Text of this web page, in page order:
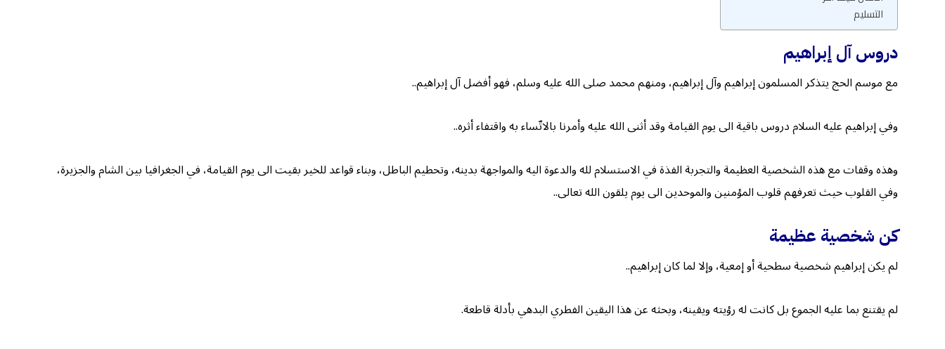
التسليم
دروس آل إبراهيم
مع موسم الحج يتذكر المسلمون إبراهيم وآل إبراهيم، ومنهم محمد صلى الله عليه وسلم، فهو أفضل آل إبراهيم..
وفي إبراهيم عليه السلام دروس باقية الى يوم القيامة وقد أثنى الله عليه وأمرنا بالاتّساء به واقتفاء أثره..
وهذه وقفات مع هذه الشخصية العظيمة والتجربة الفذة في الاستسلام لله والدعوة اليه والمواجهة بدينه، وتحطيم الباطل، وبناء قواعد للخير بقيت الى يوم القيامة، في الجغرافيا بين الشام والجزيرة،
وفي القلوب حيث تعرفهم قلوب المؤمنين والموحدين الى يوم يلقون الله تعالى..
كن شخصية عظيمة
لم يكن إبراهيم شخصية سطحية أو إمعية، وإلا لما كان إبراهيم..
لم يقتنع بما عليه الجموع بل كانت له رؤيته ويقينه، وبحثه عن هذا اليقين الفطري البدهي بأدلة قاطعة.